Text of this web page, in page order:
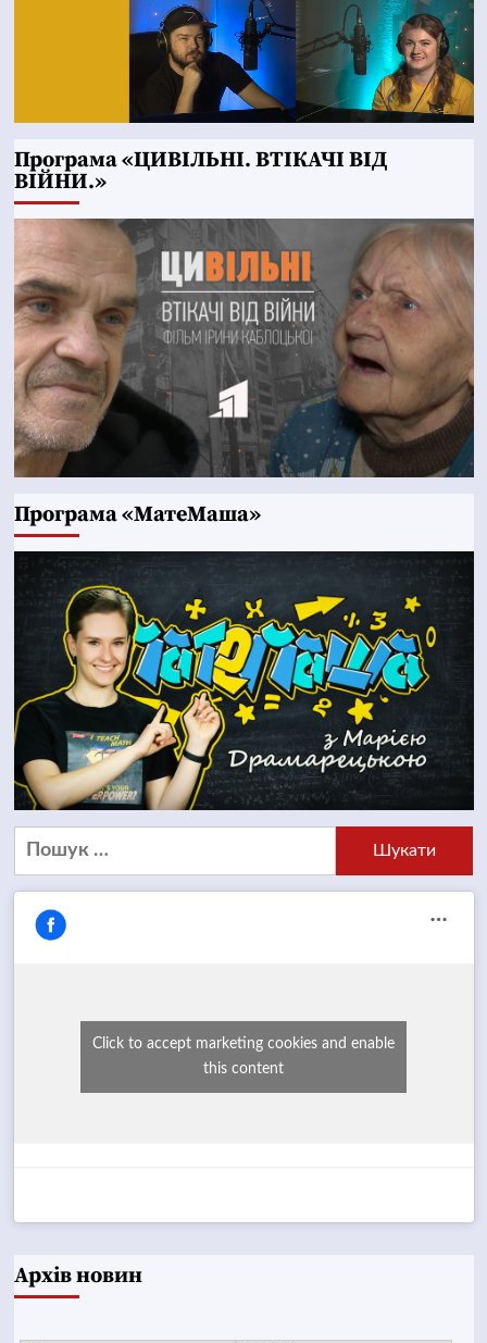
Програма «ЦИВІЛЬНІ. ВТІКАЧІ ВІД
ВІЙНИ.»
Програма «МатеМаша»
Пошук:
Click to accept marketing cookies and enable
this content
Архів новин